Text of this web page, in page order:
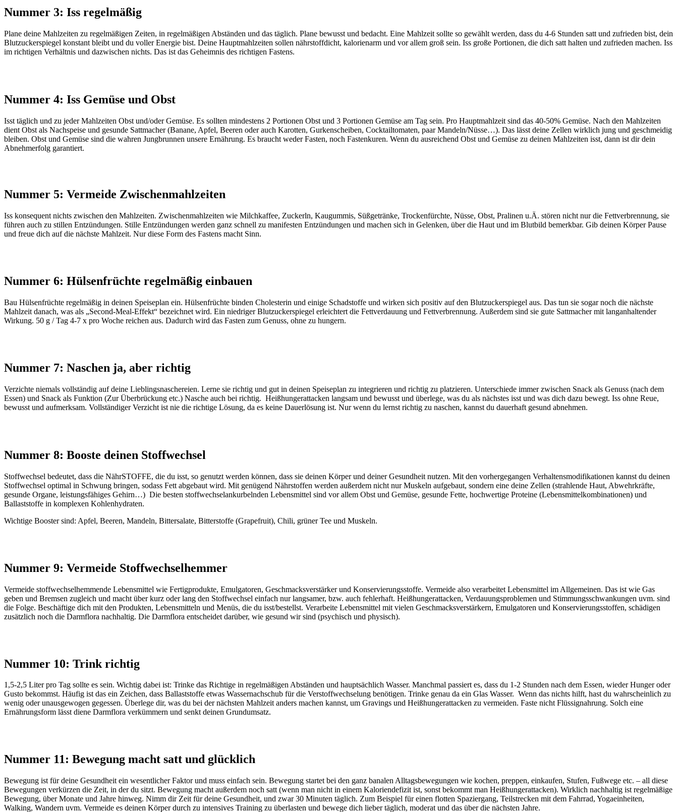
Nummer 3: Iss regelmäßig
Plane deine Mahlzeiten zu regelmäßigen Zeiten, in regelmäßigen Abständen und das täglich. Plane bewusst und bedacht. Eine Mahlzeit sollte so gewählt werden, dass du 4-6 Stunden satt und zufrieden bist, dein
Blutzuckerspiegel konstant bleibt und du voller Energie bist. Deine Hauptmahlzeiten sollen nährstoffdicht, kalorienarm und vor allem groß sein. Iss große Portionen, die dich satt halten und zufrieden machen. Iss
im richtigen Verhältnis und dazwischen nichts. Das ist das Geheimnis des richtigen Fastens.
Nummer 4: Iss Gemüse und Obst
Isst täglich und zu jeder Mahlzeiten Obst und/oder Gemüse. Es sollten mindestens 2 Portionen Obst und 3 Portionen Gemüse am Tag sein. Pro Hauptmahlzeit sind das 40-50% Gemüse. Nach den Mahlzeiten
dient Obst als Nachspeise und gesunde Sattmacher (Banane, Apfel, Beeren oder auch Karotten, Gurkenscheiben, Cocktailtomaten, paar Mandeln/Nüsse…). Das lässt deine Zellen wirklich jung und geschmeidig
bleiben. Obst und Gemüse sind die wahren Jungbrunnen unsere Ernährung. Es braucht weder Fasten, noch Fastenkuren. Wenn du ausreichend Obst und Gemüse zu deinen Mahlzeiten isst, dann ist dir dein
Abnehmerfolg garantiert.
Nummer 5: Vermeide Zwischenmahlzeiten
Iss konsequent nichts zwischen den Mahlzeiten. Zwischenmahlzeiten wie Milchkaffee, Zuckerln, Kaugummis, Süßgetränke, Trockenfürchte, Nüsse, Obst, Pralinen u.Ä. stören nicht nur die Fettverbrennung, sie
führen auch zu stillen Entzündungen. Stille Entzündungen werden ganz schnell zu manifesten Entzündungen und machen sich in Gelenken, über die Haut und im Blutbild bemerkbar. Gib deinen Körper Pause
und freue dich auf die nächste Mahlzeit. Nur diese Form des Fastens macht Sinn.
Nummer 6: Hülsenfrüchte regelmäßig einbauen
Bau Hülsenfrüchte regelmäßig in deinen Speiseplan ein. Hülsenfrüchte binden Cholesterin und einige Schadstoffe und wirken sich positiv auf den Blutzuckerspiegel aus. Das tun sie sogar noch die nächste
Mahlzeit danach, was als „Second-Meal-Effekt“ bezeichnet wird. Ein niedriger Blutzuckerspiegel erleichtert die Fettverdauung und Fettverbrennung. Außerdem sind sie gute Sattmacher mit langanhaltender
Wirkung. 50 g / Tag 4-7 x pro Woche reichen aus. Dadurch wird das Fasten zum Genuss, ohne zu hungern.
Nummer 7: Naschen ja, aber richtig
Verzichte niemals vollständig auf deine Lieblingsnaschereien. Lerne sie richtig und gut in deinen Speiseplan zu integrieren und richtig zu platzieren. Unterschiede immer zwischen Snack als Genuss (nach dem
Essen) und Snack als Funktion (Zur Überbrückung etc.) Nasche auch bei richtig. Heißhungerattacken langsam und bewusst und überlege, was du als nächstes isst und was dich dazu bewegt. Iss ohne Reue,
bewusst und aufmerksam. Vollständiger Verzicht ist nie die richtige Lösung, da es keine Dauerlösung ist. Nur wenn du lernst richtig zu naschen, kannst du dauerhaft gesund abnehmen.
Nummer 8: Booste deinen Stoffwechsel
Stoffwechsel bedeutet, dass die NährSTOFFE, die du isst, so genutzt werden können, dass sie deinen Körper und deiner Gesundheit nutzen. Mit den vorhergegangen Verhaltensmodifikationen kannst du deinen
Stoffwechsel optimal in Schwung bringen, sodass Fett abgebaut wird. Mit genügend Nährstoffen werden außerdem nicht nur Muskeln aufgebaut, sondern eine deine Zellen (strahlende Haut, Abwehrkräfte,
gesunde Organe, leistungsfähiges Gehirn…) Die besten stoffwechselankurbelnden Lebensmittel sind vor allem Obst und Gemüse, gesunde Fette, hochwertige Proteine (Lebensmittelkombinationen) und
Ballaststoffe in komplexen Kohlenhydraten.
Wichtige Booster sind: Apfel, Beeren, Mandeln, Bittersalate, Bitterstoffe (Grapefruit), Chili, grüner Tee und Muskeln.
Nummer 9: Vermeide Stoffwechselhemmer
Vermeide stoffwechselhemmende Lebensmittel wie Fertigprodukte, Emulgatoren, Geschmacksverstärker und Konservierungsstoffe. Vermeide also verarbeitet Lebensmittel im Allgemeinen. Das ist wie Gas
geben und Bremsen zugleich und macht über kurz oder lang den Stoffwechsel einfach nur langsamer, bzw. auch fehlerhaft. Heißhungerattacken, Verdauungsproblemen und Stimmungsschwankungen uvm. sind
die Folge. Beschäftige dich mit den Produkten, Lebensmitteln und Menüs, die du isst/bestellst. Verarbeite Lebensmittel mit vielen Geschmacksverstärkern, Emulgatoren und Konservierungsstoffen, schädigen
zusätzlich noch die Darmflora nachhaltig. Die Darmflora entscheidet darüber, wie gesund wir sind (psychisch und physisch).
Nummer 10: Trink richtig
1,5-2,5 Liter pro Tag sollte es sein. Wichtig dabei ist: Trinke das Richtige in regelmäßigen Abständen und hauptsächlich Wasser. Manchmal passiert es, dass du 1-2 Stunden nach dem Essen, wieder Hunger oder
Gusto bekommst. Häufig ist das ein Zeichen, dass Ballaststoffe etwas Wassernachschub für die Verstoffwechselung benötigen. Trinke genau da ein Glas Wasser. Wenn das nichts hilft, hast du wahrscheinlich zu
wenig oder unausgewogen gegessen. Überlege dir, was du bei der nächsten Mahlzeit anders machen kannst, um Gravings und Heißhungerattacken zu vermeiden. Faste nicht Flüssignahrung. Solch eine
Ernährungsform lässt diene Darmflora verkümmern und senkt deinen Grundumsatz.
Nummer 11: Bewegung macht satt und glücklich
Bewegung ist für deine Gesundheit ein wesentlicher Faktor und muss einfach sein. Bewegung startet bei den ganz banalen Alltagsbewegungen wie kochen, preppen, einkaufen, Stufen, Fußwege etc. – all diese
Bewegungen verkürzen die Zeit, in der du sitzt. Bewegung macht außerdem noch satt (wenn man nicht in einem Kaloriendefizit ist, sonst bekommt man Heißhungerattacken). Wirklich nachhaltig ist regelmäßige
Bewegung, über Monate und Jahre hinweg. Nimm dir Zeit für deine Gesundheit, und zwar 30 Minuten täglich. Zum Beispiel für einen flotten Spaziergang, Teilstrecken mit dem Fahrrad, Yogaeinheiten,
Walking, Wandern uvm. Vermeide es deinen Körper durch zu intensives Training zu überlasten und bewege dich lieber täglich, moderat und das über die nächsten Jahre.